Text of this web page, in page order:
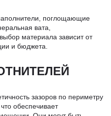
поглощающие
вата,
материала зависит от
и бюджета.
зазоров по периметру
обеспечивает